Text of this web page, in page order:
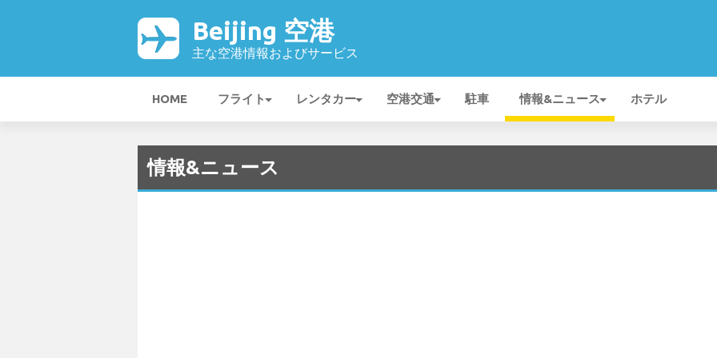
Beijing 空港
主な空港情報およびサービス
HOME フライト レンタカー 空港交通 駐車 情報&ニュース ホテル
情報&ニュース